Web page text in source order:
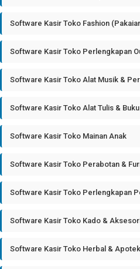
Software Kasir Toko Fashion
Software Kasir Toko Perlengkapan
Software Kasir Toko Alat Musik &
Software Kasir Toko Alat Tulis & Buku
Software Kasir Toko Mainan Anak
Software Kasir Toko Perabotan &
Software Kasir Toko Perlengkapan
Software Kasir Toko Kado &
Software Kasir Toko Herbal & Apotek